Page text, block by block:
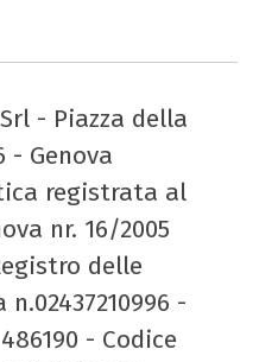
- Piazza della
Genova
registrata al
nr. 16/2005
delle
-
- Codice